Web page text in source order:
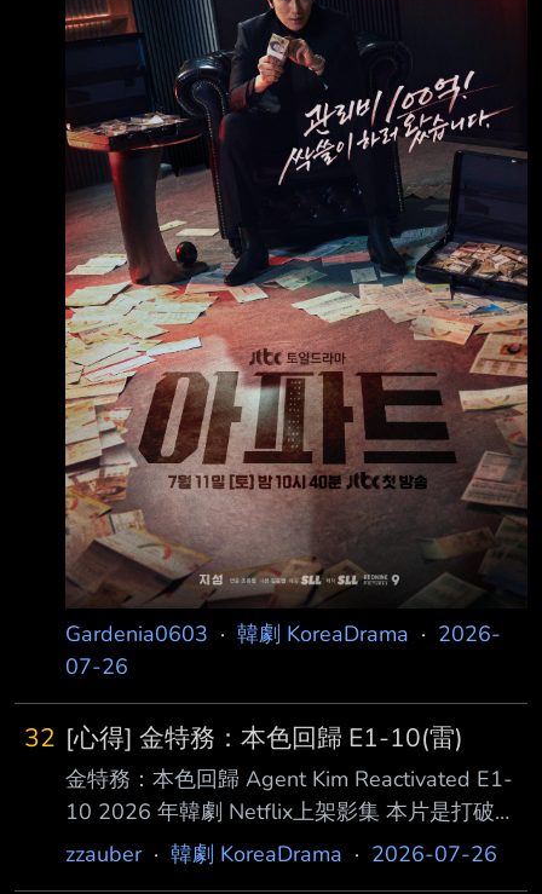
上的人民住在公寓大廈，而我們每個月收到的管
理費帳單上唯一看得懂的， 大概只有「合計金
額」那一欄。 清潔費？委託管理費？還有連名
稱都讓人一頭霧水的「長期修繕準備金」？
「反正才幾萬元而已，有什麼關係。」 在我們
習以為常、從不過問的冷漠
Gardenia0603 · 韓劇 KoreaDrama · 2026-
07-26
32 [心得] 金特務：本色回歸 E1-10(雷)
金特務：本色回歸 Agent Kim Reactivated E1-
10 2026 年韓劇 Netflix上架影集 本片是打破串
流時代低迷收視的「電視台奇蹟」的戲劇作品。
zzauber· 韓劇 KoreaDrama · 2026-07-26